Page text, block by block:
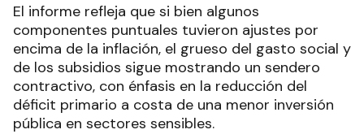
El informe refleja que si bien algunos
componentes puntuales tuvieron ajustes por
encima de la inflación, el grueso del gasto social y
de los subsidios sigue mostrando un sendero
contractivo, con énfasis en la reducción del
déficit primario a costa de una menor inversión
pública en sectores sensibles.